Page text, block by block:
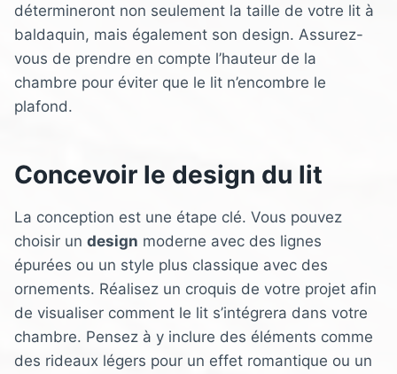
détermineront non seulement la taille de votre lit à
baldaquin, mais également son design. Assurez-
vous de prendre en compte l’hauteur de la
chambre pour éviter que le lit n’encombre le
plafond.
Concevoir le design du lit
La conception est une étape clé. Vous pouvez
choisir un design moderne avec des lignes
épurées ou un style plus classique avec des
ornements. Réalisez un croquis de votre projet afin
de visualiser comment le lit s’intégrera dans votre
chambre. Pensez à y inclure des éléments comme
des rideaux légers pour un effet romantique ou un